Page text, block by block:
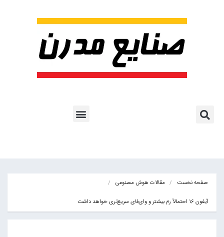
صفحه نخست مقالات هوش مصنوعی
آیفون 16 احتمالاً رم بیشتر و وای‌فای سریع‌تری خواهد داشت